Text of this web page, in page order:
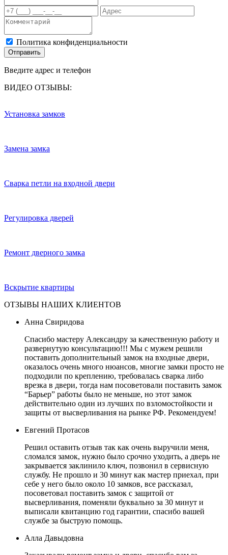
Политика конфиденциальности
Отправить
Введите адрес и телефон
ВИДЕО ОТЗЫВЫ:
Установка замков
Замена замка
Сварка петли на входной двери
Регулировка дверей
Ремонт дверного замка
Вскрытие квартиры
ОТЗЫВЫ НАШИХ КЛИЕНТОВ
Анна Свиридова
Спасибо мастеру Александру за качественную работу и
развернутую консультацию!!! Мы с мужем решили
поставить дополнительный замок на входные двери,
оказалось очень много нюансов, многие замки просто не
подходили по креплению, требовалась сварка либо
врезка в двери, тогда нам посоветовали поставить замок
“Барьер” работы было не меньше, но этот замок
действительно один из лучших по взломостойкости и
защиты от высверливания на рынке РФ. Рекомендуем!
Евгений Протасов
Решил оставить отзыв так как очень выручили меня,
сломался замок, нужно было срочно уходить, а дверь не
закрывается заклинило ключ, позвонил в сервисную
службу. Не прошло и 30 минут как мастер приехал, при
себе у него было около 10 замков, все рассказал,
посоветовал поставить замок с защитой от
высверливания, поменяли буквально за 30 минут и
выписали квитанцию год гарантии, спасибо вашей
службе за быструю помощь.
Алла Давыдовна